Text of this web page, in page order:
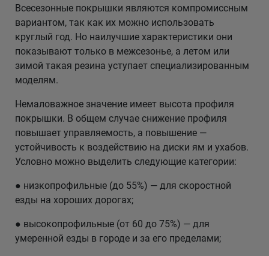
Всесезонные покрышки являются компромиссным
вариантом, так как их можно использовать
круглый год. Но наилучшие характеристики они
показывают только в межсезонье, а летом или
зимой такая резина уступает специализированным
моделям.
Немаловажное значение имеет высота профиля
покрышки. В общем случае снижение профиля
повышает управляемость, а повышение —
устойчивость к воздействию на диски ям и ухабов.
Условно можно выделить следующие категории:
● низкопрофильные (до 55%) — для скоростной
езды на хороших дорогах;
● высокопрофильные (от 60 до 75%) — для
умеренной езды в городе и за его пределами;